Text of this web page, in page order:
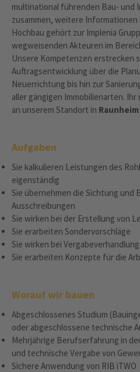
multinational führenden Bau- und
zusammen, weitere
Hochbau gehört zur Implenia
wegweisenden Akteuren im
Unsere Kompetenzen erstrecken
Auftragsentwicklung über die
Neuerrichtung bis hin zur
aller gängigen Immobilienarten.
an unserem Standort in
Aufgaben
Sie kalkulieren Leistungen des
eigenständig
Sie übernehmen die Sichtung und
Ausschreibungen
Sie wirken bei der Erstellung von
Sie erarbeiten Sondervorschläge
Sie wirken bei
Sie erarbeiten Konzepte für die
Worauf wir bauen
Abgeschlossenes Studium
oder abgeschlossene technische
Mehrjährige Berufserfahrung in
und technische Vergabe von
Sichere Anwendung von RIB iTWO